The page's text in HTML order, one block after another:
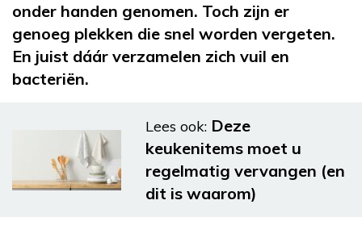
onder handen genomen. Toch zijn er
genoeg plekken die snel worden vergeten.
En juist dáár verzamelen zich vuil en
bacteriën.
Lees ook: Deze
keukenitems moet u
regelmatig vervangen (en
dit is waarom)